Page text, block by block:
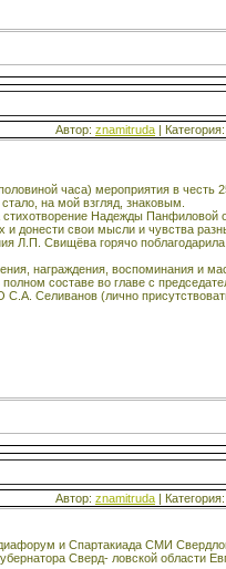
Автор: znamitruda | Категория:
часа) мероприятия в честь
на мой взгляд, знаковым.
стихотворение Надежды
и донести свои мысли и чувства
Л.П. Свищёва горячо
награждения, воспоминания и
составе во главе с
Селиванов (лично
Автор: znamitruda | Категория:
и Спартакиада СМИ
Сверд- ловской области